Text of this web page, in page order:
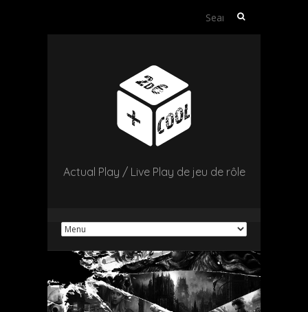
Search
Actual Play / Live Play de jeu de rôle